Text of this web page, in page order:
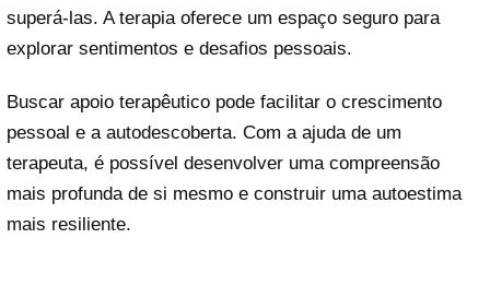
superá-las. A terapia oferece um espaço seguro para
explorar sentimentos e desafios pessoais.
Buscar apoio terapêutico pode facilitar o crescimento
pessoal e a autodescoberta. Com a ajuda de um
terapeuta, é possível desenvolver uma compreensão
mais profunda de si mesmo e construir uma autoestima
mais resiliente.